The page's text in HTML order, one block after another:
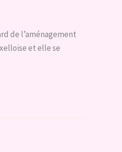
de l’aménagement
et elle se